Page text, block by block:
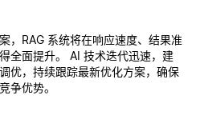
，RAG 系统将在响应速度、结果准
全面提升。 AI 技术迭代迅速，建
优，持续跟踪最新优化方案，确保
争优势。